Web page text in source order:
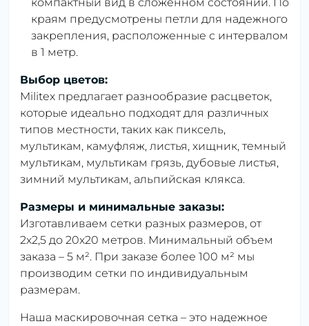
краям предусмотрены петли для надежного
закрепления, расположенные с интервалом
в 1 метр.
Выбор цветов:
Militex предлагает разнообразие расцветок,
которые идеально подходят для различных
типов местности, таких как пиксель,
мультикам, камуфляж, листья, хищник, темный
мультикам, мультикам грязь, дубовые листья,
зимний мультикам, альпийская клякса.
Размеры и минимальные заказы:
Изготавливаем сетки разных размеров, от
2х2,5 до 20х20 метров. Минимальный объем
заказа – 5 м². При заказе более 100 м² мы
производим сетки по индивидуальным
размерам.
Наша маскировочная сетка – это надежное